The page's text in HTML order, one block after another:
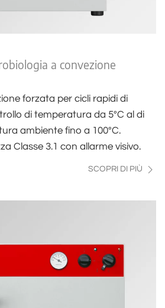
a convezione
forzata per cicli rapidi di
di temperatura da 5°C al di
ambiente fino a 100°C.
Classe 3.1 con allarme visivo.
SCOPRI DI PIÙ